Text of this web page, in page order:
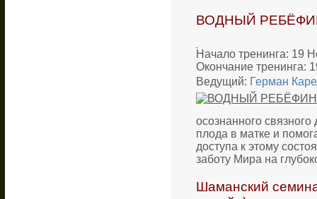
ВОДНЫЙ
Начало тренинга: 19
Окончание тренинга:
Ведущий: Герман
осознанного
плода в матке и
доступа к этому
заботу Мира на
Шаманский